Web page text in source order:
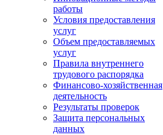
работы
Условия предоставления
услуг
Объем предоставляемых
услуг
Правила внутреннего
трудового распорядка
Финансово-хозяйственная
деятельность
Результаты проверок
Защита персональных
данных